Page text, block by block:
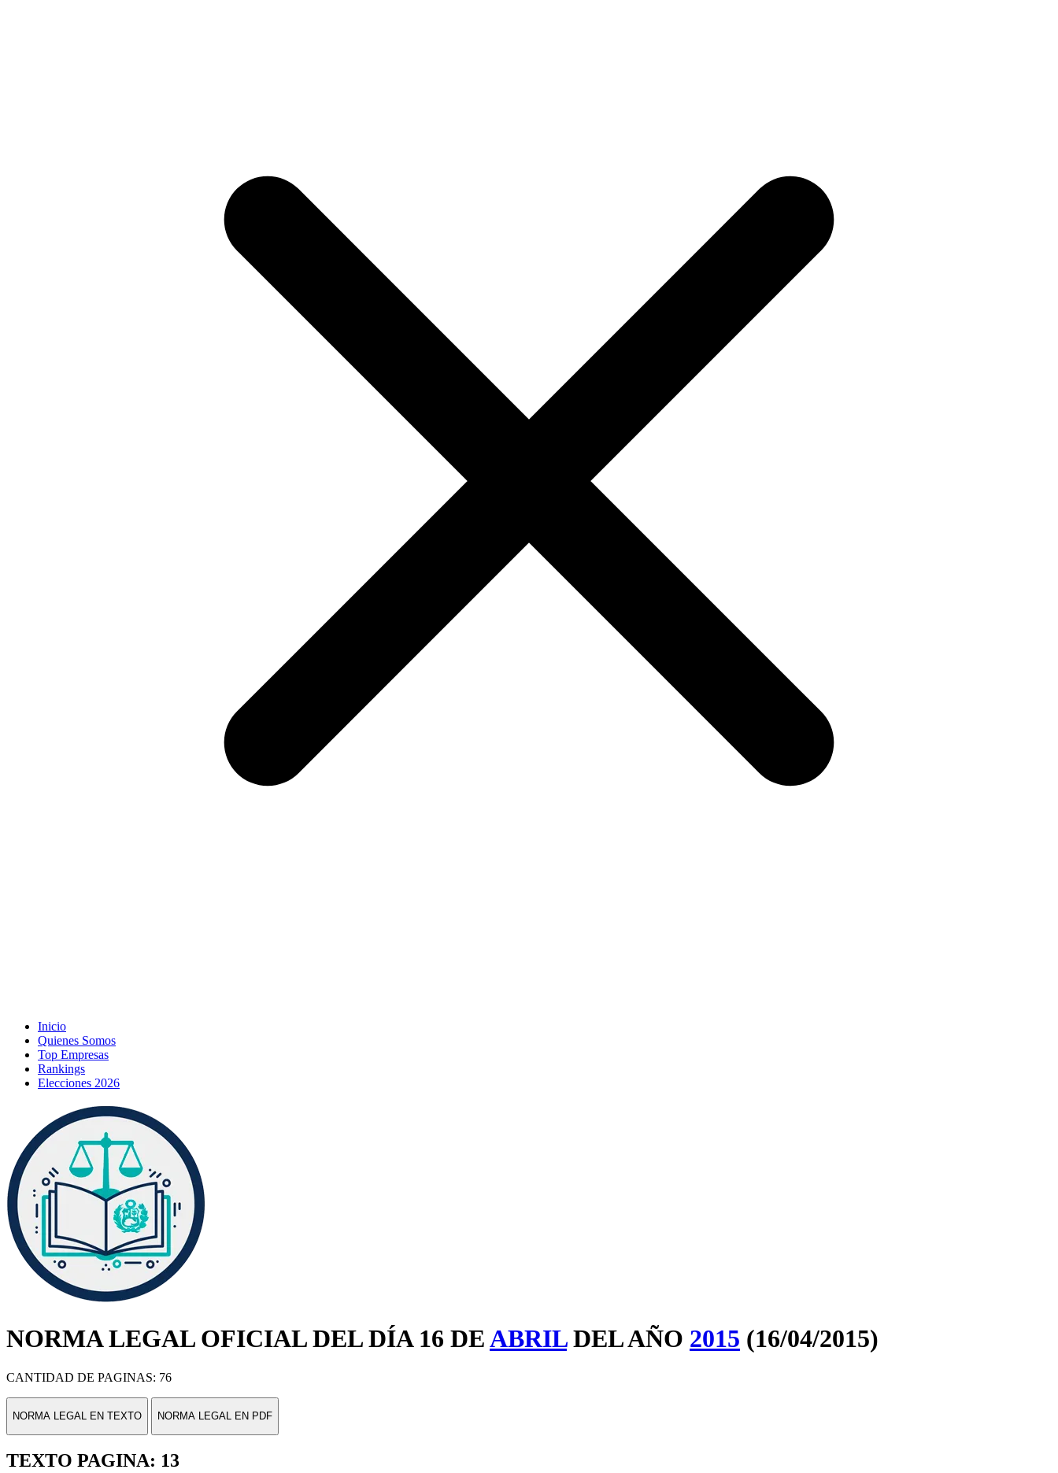
Inicio
Quienes Somos
Top Empresas
Rankings
Elecciones 2026
NORMA LEGAL OFICIAL DEL DÍA 16 DEABRILDEL AÑO 2015 (16/04/2015)
CANTIDAD DE PAGINAS: 76
NORMA LEGAL EN TEXTO NORMA LEGAL EN PDF
TEXTO PAGINA: 13